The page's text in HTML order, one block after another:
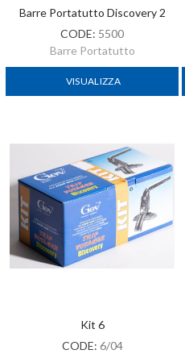
Barre Portatutto Discovery 2
CODE: 5500
Barre Portatutto
VISUALIZZA
Kit 6
CODE: 6/04